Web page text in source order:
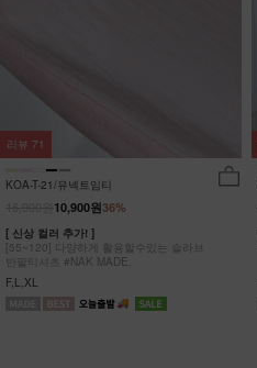
KOA-T-21/유넥트임티
36%
10,900원
[ 신상 컬러 추가! ]
[55~120] 다양하게 활용할수있는 슬라브
반팔티셔츠 #NAK MADE.
F,L,XL
리뷰 71